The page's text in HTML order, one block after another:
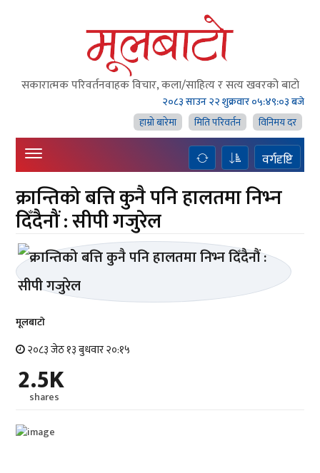
सकारात्मक परिवर्तनवाहक विचार, कला/साहित्य र सत्य खवरको बाटाे
२०८३ साउन २२ शुक्रवार०५:४९:०३ बजे
हाम्राे बारेमा
मिति परिवर्तन विनिमय दर
वर्गदृष्टि
क्रान्तिको बत्ति कुनै पनि हालतमा निभ्न
दिँदैनौं : सीपी गजुरेल
मूलबाटाे
२०८३ जेठ १३ बुधवार २०:१५
2.5K
shares